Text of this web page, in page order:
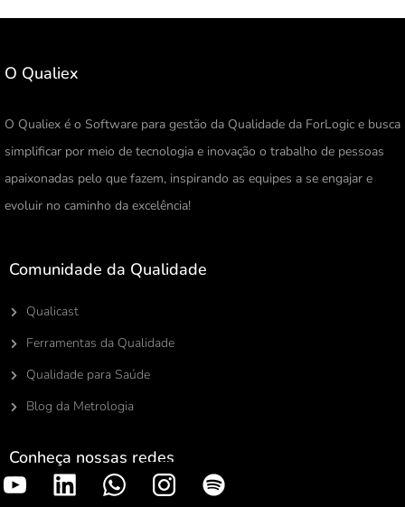
O Qualiex
O Qualiex é o Software para gestão da Qualidade da ForLogic e busca
simplificar por meio de tecnologia e inovação o trabalho de pessoas
apaixonadas pelo que fazem, inspirando as equipes a se engajar e
evoluir no caminho da excelência!
Comunidade da Qualidade
Qualicast
Ferramentas da Qualidade
Qualidade para Saúde
Blog da Metrologia
Conheça nossas redes
S